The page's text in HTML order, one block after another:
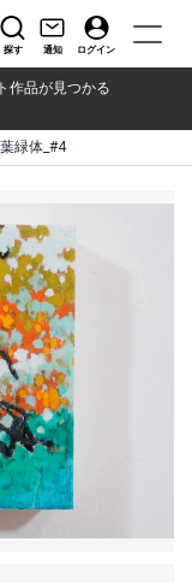
探す 通知 ログイン
作品が見つかる
緑体_#4